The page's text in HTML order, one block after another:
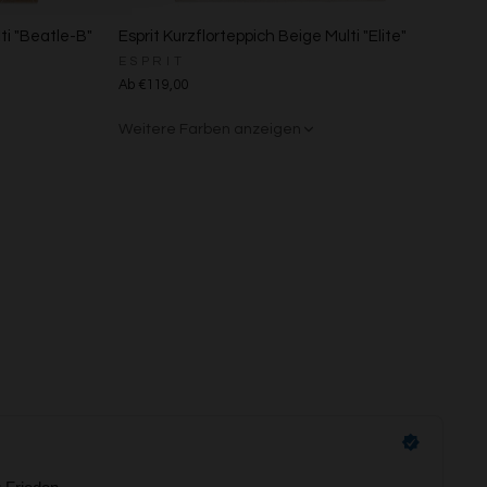
"Beatle-B" Esprit Kurzflorteppich Beige Multi "Elite"
Ab €119,00